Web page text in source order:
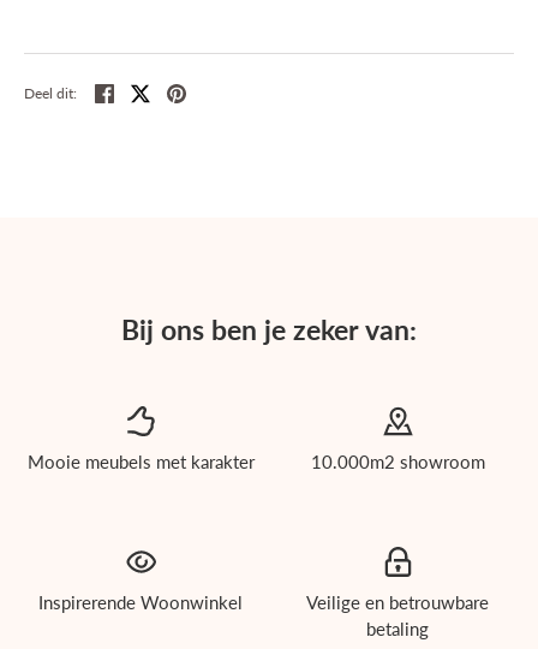
Deel dit: Deel TweetPin
Bij ons ben je zeker van:
Mooie meubels met karakter 10.000m2 showroom
Inspirerende Woonwinkel
Veilige en betrouwbare
betaling